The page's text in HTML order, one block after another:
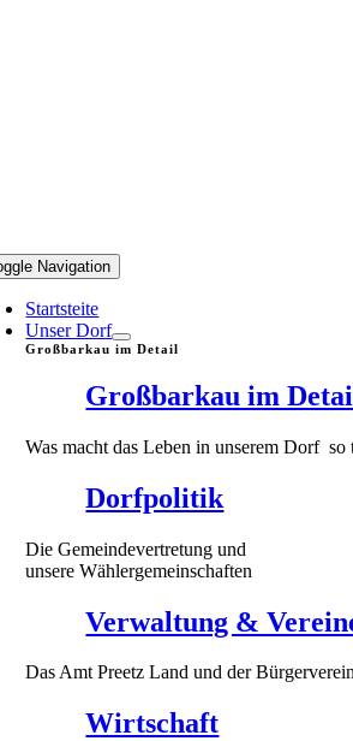
Navigation
Startsteite
Unser Dorf
Großbarkau im Detail
Großbarkau im
Was macht das Leben in unserem Dorf so
Dorfpolitik
Die Gemeindevertretung und
unsere Wählergemeinschaften
Verwaltung &
Das Amt Preetz Land und der
Wirtschaft